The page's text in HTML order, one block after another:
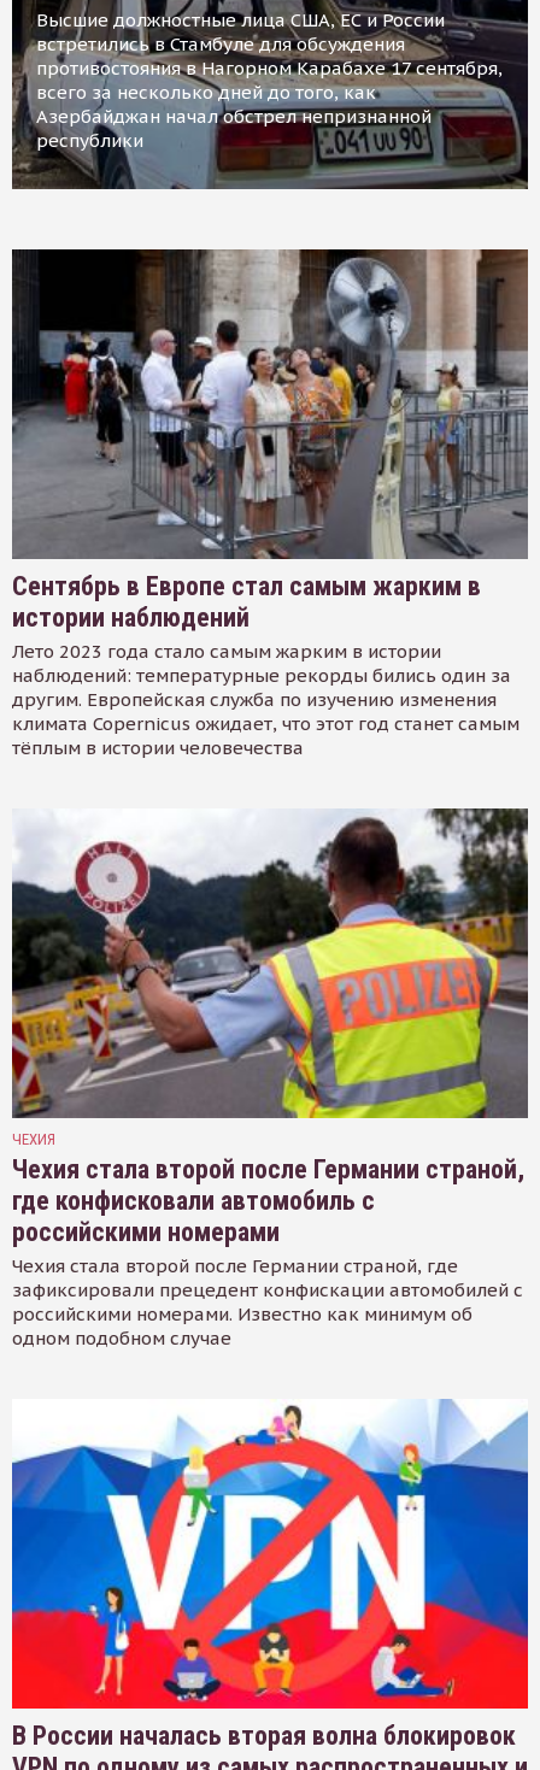
Высшие должностные лица США, ЕС и России
встретились в Стамбуле для обсуждения
противостояния в Нагорном Карабахе 17 сентября,
всего за несколько дней до того, как
Азербайджан начал обстрел непризнанной
республики
Сентябрь в Европе стал самым жарким в
истории наблюдений
Лето 2023 года стало самым жарким в истории
наблюдений: температурные рекорды бились один за
другим. Европейская служба по изучению изменения
климата Copernicus ожидает, что этот год станет самым
тёплым в истории человечества
ЧЕХИЯ
Чехия стала второй после Германии страной,
где конфисковали автомобиль с
российскими номерами
Чехия стала второй после Германии страной, где
зафиксировали прецедент конфискации автомобилей с
российскими номерами. Известно как минимум об
одном подобном случае
В России началась вторая волна блокировок